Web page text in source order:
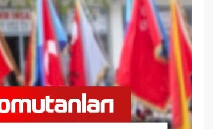
Duyularla mı, Duygularla mı
Öğreniriz?
Öğrenme, istisnasız tüm
toplumların gelişiminde ve
değişiminde geniş yer etmiş
hayati öneme sahip bir olgu
olarak tarih boyunca konu olmuş
temel bir insan işlevidir.
Öğrenme eğitim bilimcilerce